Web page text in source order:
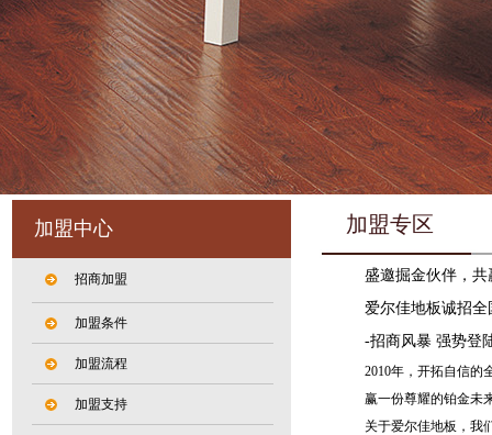
加盟中心
招商加盟
加盟条件
加盟流程
加盟支持
加盟专区
盛邀掘金伙伴，共
爱尔佳地板诚招
-招商风暴 强势登
2010年，开拓自信
赢一份尊耀的铂金未
关于爱尔佳地板，我